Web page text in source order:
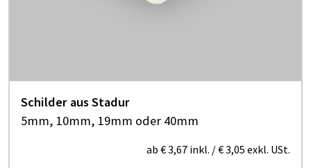
Schilder aus Stadur
5mm, 10mm, 19mm oder 40mm
ab € 3,67 inkl. /€ 3,05 exkl. USt.